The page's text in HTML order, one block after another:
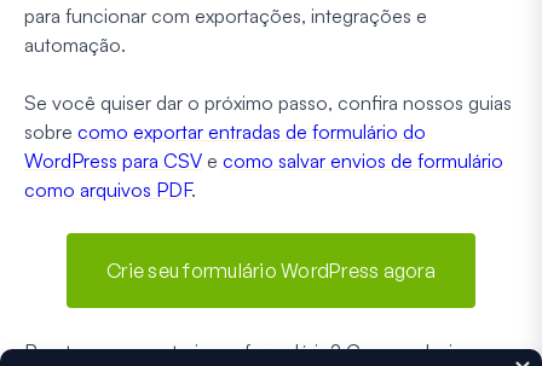
para funcionar com exportações, integrações e
automação.
Se você quiser dar o próximo passo, confira nossos guias
sobre como exportar entradas de formulário do
WordPress para CSV e como salvar envios de formulário
como arquivos PDF.
Crie seu formulário WordPress agora
Pronto para construir seu formulário? Comece hoje